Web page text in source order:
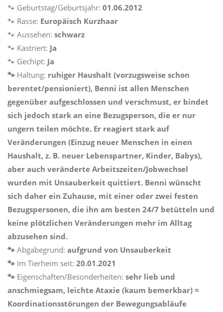
🐾 Geburtstag/Geburtsjahr: 01.06.2012
🐾 Rasse: Europäisch Kurzhaar
🐾 Aussehen: schwarz
🐾 Kastriert: Ja
🐾 Gechipt: Ja
🐾 Haltung: ruhiger Haushalt (vorzugsweise schon
berentet/pensioniert), Benni ist allen Menschen
gegenüber aufgeschlossen und verschmust, er bindet
sich jedoch stark an eine Bezugsperson, die er nur
ungern teilen möchte. Er reagiert stark auf
Veränderungen (Einzug neuer Menschen in einen
Haushalt, z. B. neuer Lebenspartner, Kinder, Babys),
aber auch veränderte Arbeitszeiten/Jobwechsel
wurden mit Unsauberkeit quittiert. Benni wünscht
sich daher ein Zuhause, mit einer oder zwei festen
Bezugspersonen, die ihn am besten 24/7 betütteln und
keine plötzlichen Veränderungen mehr im Alltag
abzusehen sind.
🐾 Abgabegrund: aufgrund von Unsauberkeit
🐾 Im Tierheim seit: 20.01.2021
🐾 Eigenschaften/Besonderheiten: sehr lieb und
anschmiegsam, leichte Ataxie (kaum bemerkbar) =
Koordinationsstörungen der Bewegungsabläufe